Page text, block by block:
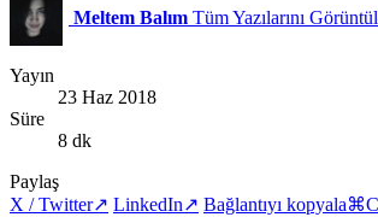
Meltem Balım Tüm Yazılarını
Yayın
23 Haz 2018
Süre
8 dk
Paylaş
X / Twitter↗ LinkedIn↗ Bağlantıyı kopyala⌘C